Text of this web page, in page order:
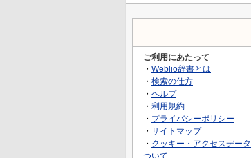
ご利用にあたって
・ Weblio辞書とは
・ 検索の仕方
・ ヘルプ
・ 利用規約
・ プライバシーポリシー
・ サイトマップ
・ クッキー・アクセスデー
ついて